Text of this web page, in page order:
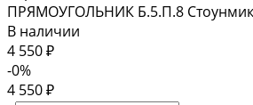
ПРЯМОУГОЛЬНИК Б.5.П.8
В наличии
4 550 ₽
-0%
4 550 ₽